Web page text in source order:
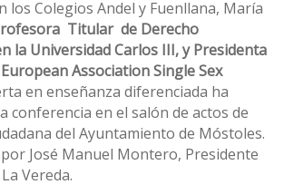
los Colegios Andel y Fuenllana, María
Titular de Derecho
la Universidad Carlos III, y Presidenta
Association Single Sex
en enseñanza diferenciada ha
conferencia en el salón de actos de
del Ayuntamiento de Móstoles.
José Manuel Montero, Presidente
Vereda.